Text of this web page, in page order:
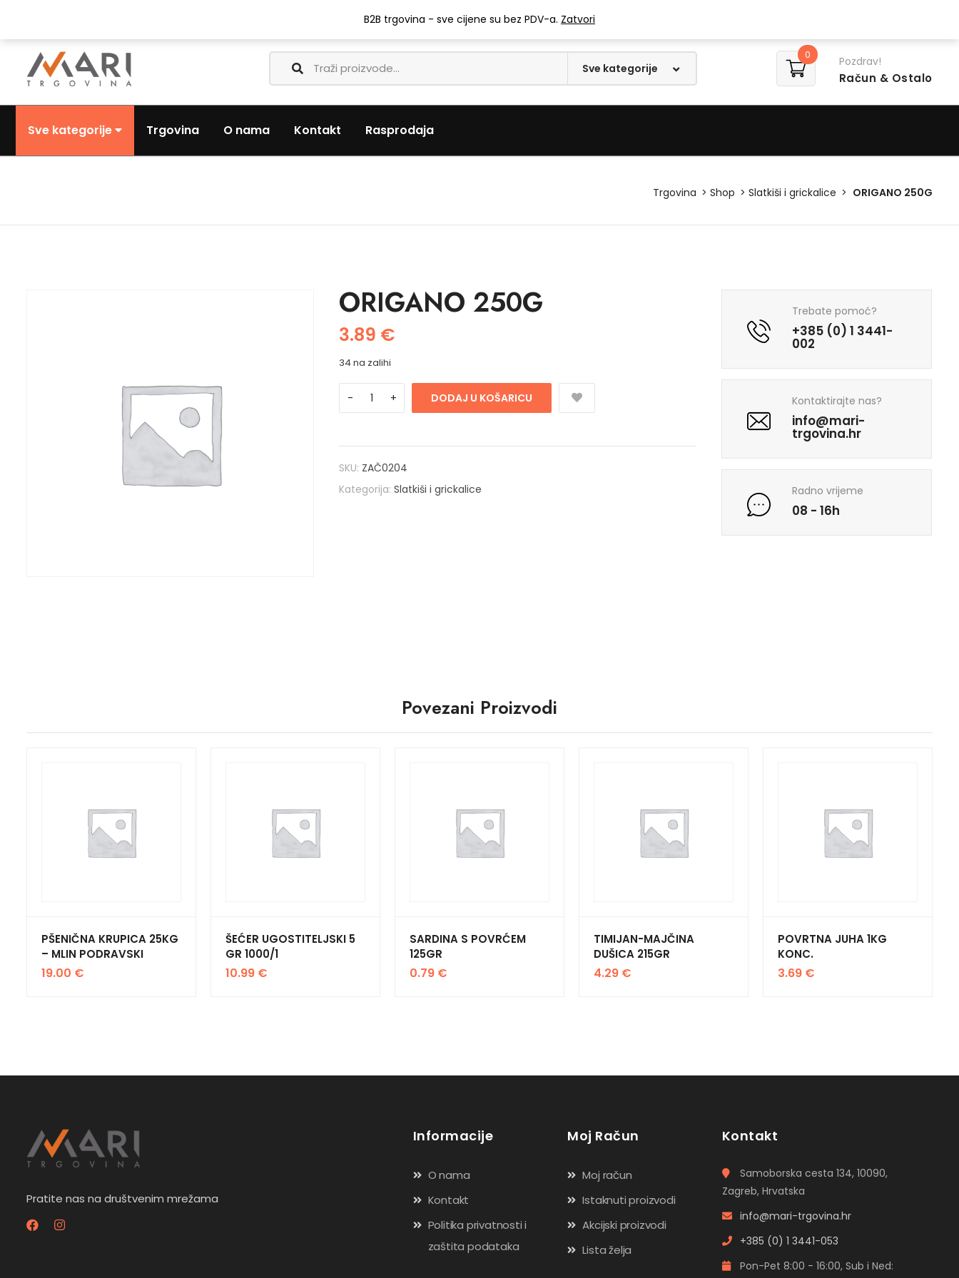
B2B trgovina - sve cijene su bez PDV-a. Zatvori
info@mari-trgovina.hr
0 Pozdrav!
Račun & Ostalo
Sve kategorije Trgovina O nama Kontakt Rasprodaja
Trgovina Shop Slatkiši i grickalice ORIGANO 250G
ORIGANO 250G
3.89 €
34 na zalihi
DODAJ U KOŠARICU
SKU: ZAČ0204
Kategorija:Slatkiši i grickalice
Trebate pomoć?
+385 (0) 1 3441-
002
Kontaktirajte nas?
info@mari-
trgovina.hr
Radno vrijeme
08 - 16h
Povezani Proizvodi
PŠENIČNA KRUPICA 25KG
– MLIN PODRAVSKI
19.00 €
ŠEĆER UGOSTITELJSKI 5
GR 1000/1
10.99 €
SARDINA S POVRĆEM
125GR
0.79 €
TIMIJAN-MAJČINA
DUŠICA 215GR
4.29 €
POVRTNA JUHA 1KG
KONC.
3.69 €
Pratite nas na društvenim mrežama
Informacije
O nama
Kontakt
Politika privatnosti i
zaštita podataka
Moj Račun
Moj račun
Istaknuti proizvodi
Akcijski proizvodi
Lista želja
Kontakt
Samoborska cesta 134, 10090,
Zagreb, Hrvatska
info@mari-trgovina.hr
+385 (0) 1 3441-053
Pon-Pet 8:00 - 16:00, Sub i Ned: